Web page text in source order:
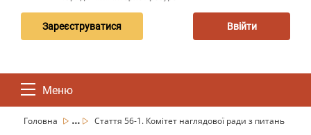
Зареєструватися Ввійти
Меню
Головна ...
Стаття 56-1. Комітет наглядової ради з питань